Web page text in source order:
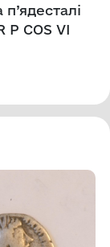
P COS VI